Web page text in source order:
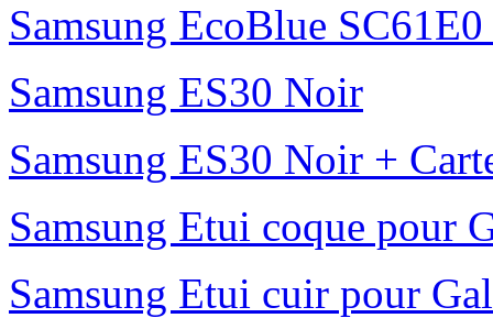
Samsung EcoBlue
Samsung ES30 Noir
Samsung ES30 Noir +
Samsung Etui coque pour
Samsung Etui cuir pour